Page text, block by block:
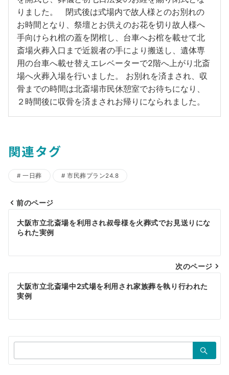
りました。 閉式後は式場内で故人様とのお別れの
お時間となり、祭壇とお供えのお花を切り故人様へ
手向けられ棺の蓋を閉棺し、台車へお棺を載せて北
斎場火葬入口まで近親者の手により搬送し、遺体専
用の台車へ載せ替えエレベーターで2階へ上がり北斎
場へ火葬入場を行いました。 お別れを済まされ、収
骨までの時間は北斎場市民休憩室でお待ちになり、
２時間後に収骨を済まされお帰りになられました。
関連タグ
一日葬 市民葬プラン24.8
投
稿
ナ
ビ
ゲ
ー
シ
ョ
ン
前のページ
大阪市立北斎場を利用され叔母様を火葬式でお見送りにな
られた実例
次のページ
大阪市立北斎場中2式場を利用され家族葬を執り行われた
実例
索：